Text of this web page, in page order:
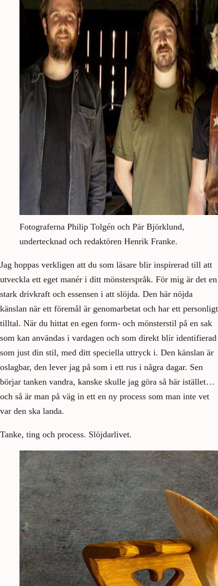
Fotograferna Philip Tolgén och Pär Björklund,
undertecknad och redaktören Henrik Franke.
Jag hoppas verkligen att du som läsare blir inspirerad till att
utveckla ett eget manér i ditt mönsterspråk. För mig är det en
stark drivkraft och essensen i att slöjda. Den här nöjda
känslan när ett föremål är genomarbetat och har ett personligt
tilltal. När du hittat en egen form- och mönsterstil på en sak
som kan användas i vardagen och som direkt blir identifierad
som just din stil, med ditt speciella uttryck i. Den känslan är
oslagbar, den lever jag på som i ett rus i några dagar. Sen
börjar tanken vandra, kanske skulle jag göra så här istället…
och så är man på väg in ett en ny process som man inte vet
var den ska landa.
Tanke, ting och process. Slöjdarlivet.